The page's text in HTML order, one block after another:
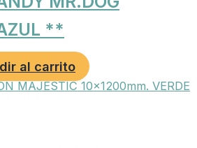
**
al carrito